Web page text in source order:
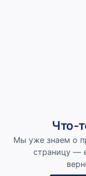
Что-
Мы уже знаем о
страницу —